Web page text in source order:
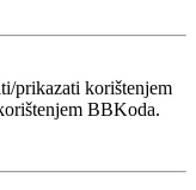
prikazati korištenjem
BBKoda.